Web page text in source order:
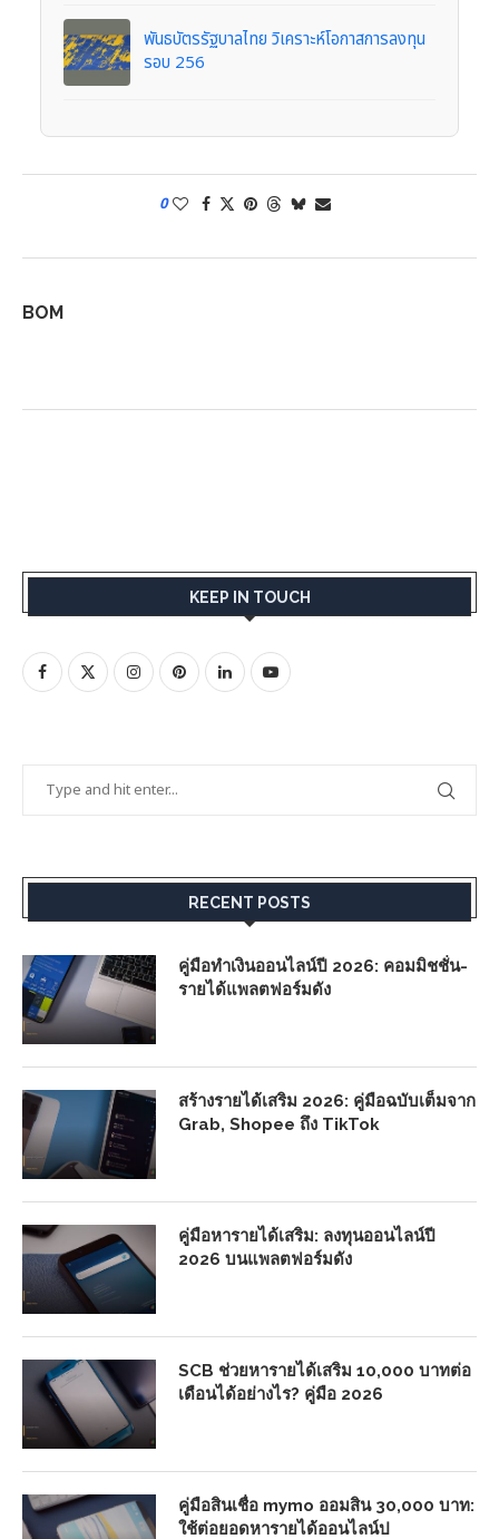
พันธบัตรรัฐบาลไทย วิเคราะห์โอกาสการลงทุน
รอบ 256
0
BOM
KEEP IN TOUCH
RECENT POSTS
คู่มือทำเงินออนไลน์ปี 2026: คอมมิชชั่น-
รายได้แพลตฟอร์มดัง
สร้างรายได้เสริม 2026: คู่มือฉบับเต็มจาก
Grab, Shopee ถึง TikTok
คู่มือหารายได้เสริม: ลงทุนออนไลน์ปี
2026 บนแพลตฟอร์มดัง
SCB ช่วยหารายได้เสริม 10,000 บาทต่อ
เดือนได้อย่างไร? คู่มือ 2026
คู่มือสินเชื่อ mymo ออมสิน 30,000 บาท:
ใช้ต่อยอดหารายได้ออนไลน์ป